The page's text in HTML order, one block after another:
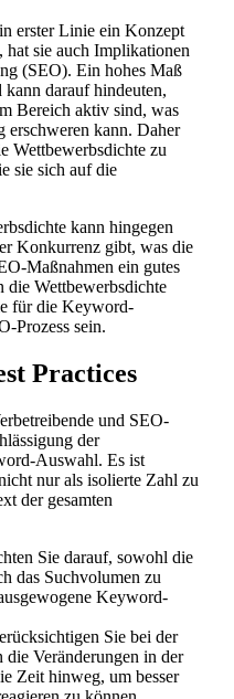
erster Linie ein Konzept
hat sie auch Implikationen
(SEO). Ein hohes Maß
darauf hindeuten,
Bereich aktiv sind, was
erschweren kann. Daher
Wettbewerbsdichte zu
sie sich auf die
kann hingegen
Konkurrenz gibt, was die
Maßnahmen ein gutes
die Wettbewerbsdichte
für die Keyword-
Prozess sein.
Practices
und SEO-
der
Auswahl. Es ist
nur als isolierte Zahl zu
der gesamten
Sie darauf, sowohl die
das Suchvolumen zu
Keyword-
Sie bei der
Veränderungen in der
Zeit hinweg, um besser